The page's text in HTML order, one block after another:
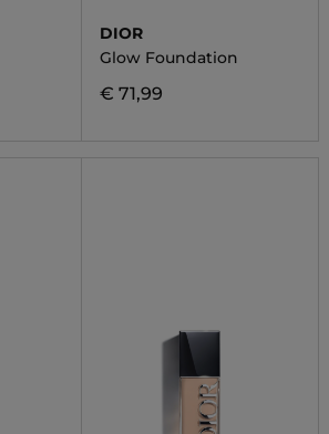
DIOR
Glow Foundation
€ 71,99